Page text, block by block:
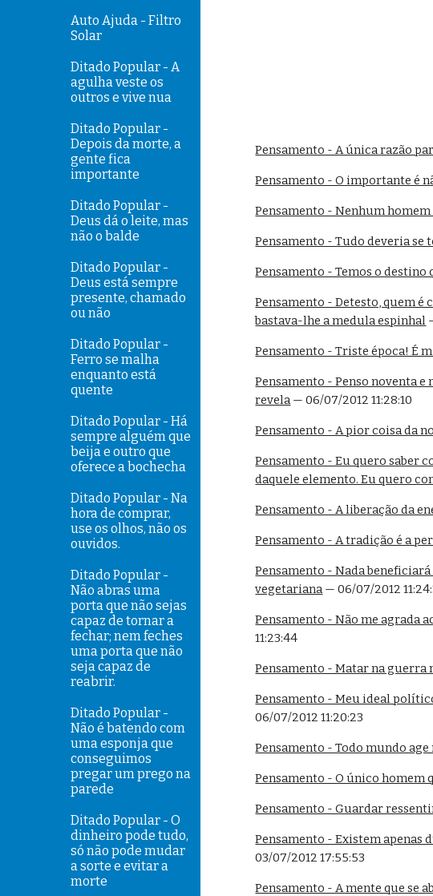
Auto Ajuda - Filtro
Solar
Ditado Popular - A
agulha veste os
outros e vive nua
Ditado Popular -
Depois da morte, a
gente fica
importante
Ditado Popular -
Deus dá o leite, mas
não o balde
Ditado Popular -
Deus está sempre
presente, chamado
ou não
Ditado Popular -
Ferro se malha
enquanto está
quente
Ditado Popular - Há
sempre alguém que
beija e outro que
oferece a bochecha
Ditado Popular - Na
hora de comprar,
use os olhos, não os
ouvidos.
Ditado Popular -
Não abras uma
porta que não sejas
capaz de tornar a
fechar; nem feches
uma porta que não
seja capaz de
reabrir.
Ditado Popular -
Não é batendo com
uma esponja que
conseguimos
pregar um prego na
parede
Ditado Popular - O
dinheiro pode tudo,
só não pode mudar
a sorte e evitar a
morte
Pensamento - A única razão
Pensamento - O importante é
Pensamento - Nenhum
Pensamento - Tudo deveria
Pensamento - Temos o destino
Pensamento - Detesto, quem é
bastava-lhe a medula espinhal
Pensamento - Triste época! É
Pensamento - Penso noventa e
revela — 06/07/2012 11:28:10
Pensamento - A pior coisa da
Pensamento - Eu quero saber
daquele elemento. Eu quero
Pensamento - A liberação da
Pensamento - A tradição é a
Pensamento - Nada
vegetariana — 06/07/2012
Pensamento - Não me agrada
11:23:44
Pensamento - Matar na
Pensamento - Meu ideal
06/07/2012 11:20:23
Pensamento - Todo mundo
Pensamento - O único homem
Pensamento - Guardar
Pensamento - Existem apenas
03/07/2012 17:55:53
Pensamento - A mente que se